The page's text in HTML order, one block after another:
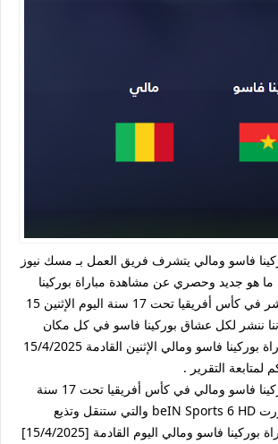
فاسو ومالي يتشرف فريق العمل بـ مسك نيوز
هو جديد وحصري عن مشاهدة مباراة بوركينا
فاسو ومالي بث مباشر في كأس أفريقيا تحت 17 سنة اليوم الإثنين 15
، حيث أننا ننشر لكل عشاق بوركينا فاسو في كل مكان
القنوات الناقلة لـ مباراة بوركينا فاسو ومالي الإثنين القادمة 15/4/2025
لمتابعة التقرير .
فاسو ومالي في كأس أفريقيا تحت 17 سنة
فعبر قناة بي ان سبورت beIN Sports 6 HD والتي ستنقل وتذيع
إثنيناث ومجريات مباراة بوركينا فاسو ومالي اليوم القادمة [15/4/2025]